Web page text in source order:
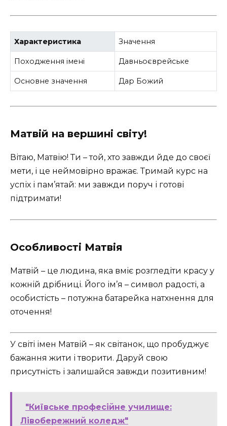
Характеристика Значення
Походження імені Давньоєврейське
Основне значення Дар Божий
Матвій на вершині світу!
Вітаю, Матвію! Ти – той, хто завжди йде до своєї
мети, і це неймовірно вражає. Тримай курс на
успіх і пам’ятай: ми завжди поруч і готові
підтримати!
Особливості Матвія
Матвій – це людина, яка вміє розгледіти красу у
кожній дрібниці. Його ім’я – символ радості, а
особистість – потужна батарейка натхнення для
оточення!
У світі імен Матвій – як світанок, що пробуджує
бажання жити і творити. Даруй свою
присутність і залишайся завжди позитивним!
"Київське професійне училище:
Лівобережний коледж"